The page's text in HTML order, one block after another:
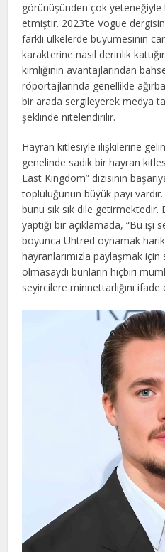
görünüşünden çok
etmiştir. 2023’te Vogue
farklı ülkelerde büyümesinin
karakterine nasıl derinlik
kimliğinin avantajlarından
röportajlarında genellikle
bir arada sergileyerek medya
şeklinde nitelendirilir.
Hayran kitlesiyle ilişkilerine
genelinde sadık bir hayran
Last Kingdom” dizisinin
topluluğunun büyük payı
bunu sık sık dile
yaptığı bir açıklamada, “Bu işi
boyunca Uhtred oynamak
hayranlarımızla paylaşmak için
olmasaydı bunların hiçbiri
seyircilere minnettarlığını